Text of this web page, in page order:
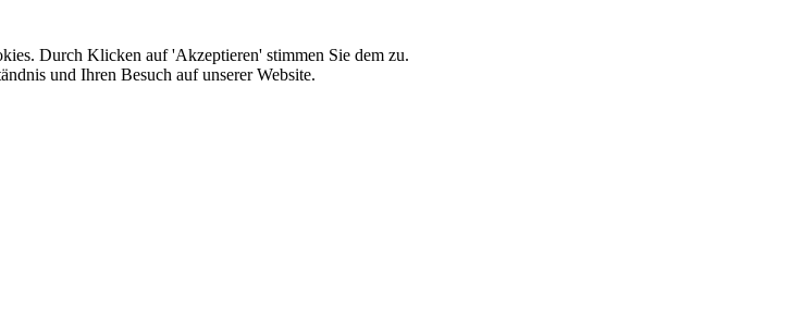
Durch Klicken auf 'Akzeptieren' stimmen Sie dem zu.
und Ihren Besuch auf unserer Website.